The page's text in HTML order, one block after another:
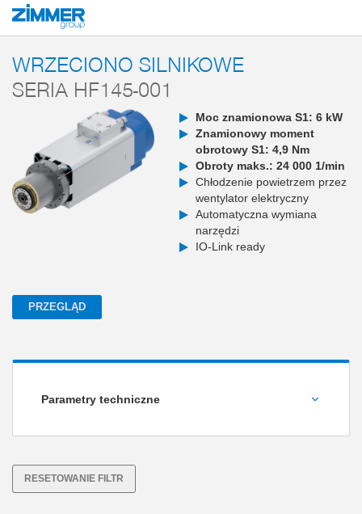
Start Produkty
WRZECIONO SILNIKOWE
SERIA HF145-001
Moc znamionowa S1: 6 kW
Znamionowy moment
obrotowy S1: 4,9 Nm
Obroty maks.: 24 000 1/min
Chłodzenie powietrzem przez
wentylator elektryczny
Automatyczna wymiana
narzędzi
IO-Link ready
PRZEGLĄD
Parametry techniczne
RESETOWANIE FILTR